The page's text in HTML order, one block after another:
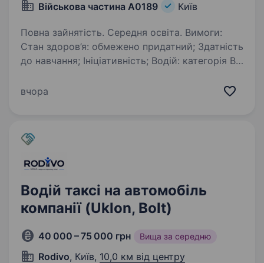
Військова частина А0189
Київ
Повна зайнятість. Середня освіта. Вимоги:
Стан здоров’я: обмежено придатний; Здатність
до навчання; Ініціативність; Водій: категорія В,
завдань; Служба за контрактом або офіційна
вчора
Водій таксі на автомобіль
компанії (Uklon, Bolt)
40 000 – 75 000 грн Вища за середню
Rodivo, Київ, 10,0 км від центру